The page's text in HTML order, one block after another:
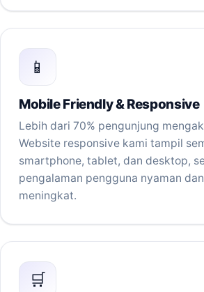
📱
Mobile Friendly & Responsive
Lebih dari 70% pengunjung
Website responsive kami tampil
smartphone, tablet, dan desktop,
pengalaman pengguna nyaman
meningkat.
🛒